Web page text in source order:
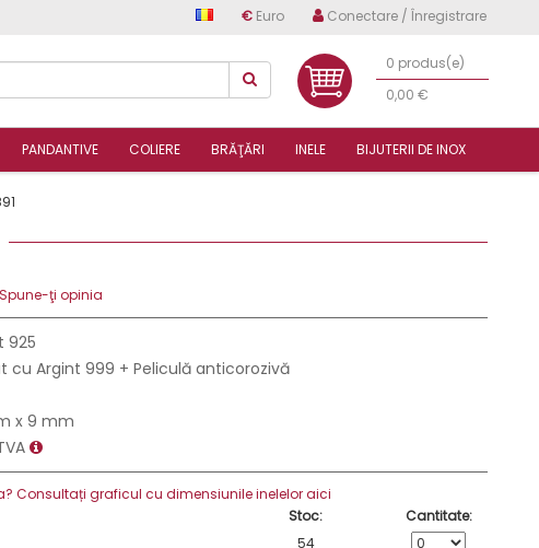
€ Euro Conectare / Înregistrare
0 produs(e)
0,00 €
PANDANTIVE COLIERE BRĂŢĂRI INELE BIJUTERII DE INOX
Spune-ţi opinia
925
cu Argint 999 + Peliculă anticorozivă
x 9 mm
Consultați graficul cu dimensiunile inelelor aici
Stoc:
Cantitate:
54